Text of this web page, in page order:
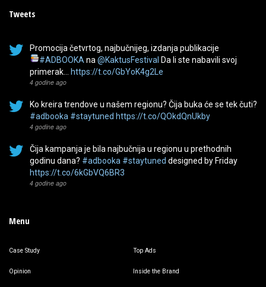
Tweets
Promocija četvrtog, najbučnijeg, izdanja publikacije
#ADBOOKA na @KaktusFestival Da li ste nabavili svoj
primerak…
https://t.co/GbYoK4g2Le
4 godine ago
Ko kreira trendove u našem regionu? Čija buka će se tek čuti?
#adbooka #staytuned https://t.co/QOkdQnUkby
4 godine ago
Čija kampanja je bila najbučnija u regionu u prethodnih
godinu dana? #adbooka #staytuned designed by Friday
https://t.co/6kGbVQ6BR3
4 godine ago
Menu
Case Study Top Ads
Opinion Inside the Brand